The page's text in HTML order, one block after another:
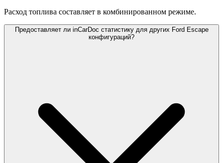
Расход топлива составляет в комбинированном режиме.
Предоставляет ли inCarDoc статистику для других Ford Escape
конфигураций?